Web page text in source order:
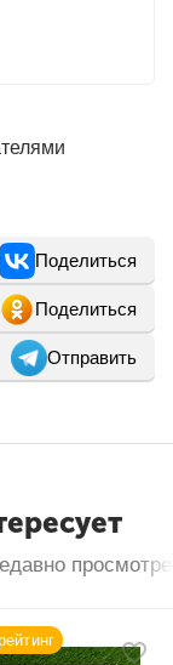
Поделиться
Поделиться
Отправить